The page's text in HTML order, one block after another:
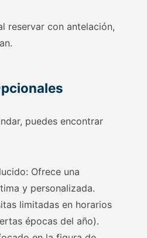
reservar con antelación,
puedes encontrar
Ofrece una
y personalizada.
limitadas en horarios
épocas del año).